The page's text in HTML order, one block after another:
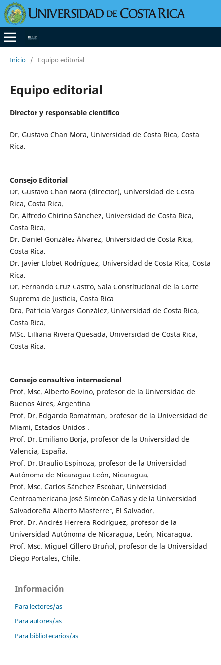
Inicio / Equipo editorial
Equipo editorial
Director y responsable científico
Dr. Gustavo Chan Mora, Universidad de Costa Rica, Costa
Rica.
Consejo Editorial
Dr. Gustavo Chan Mora (director), Universidad de Costa
Rica, Costa Rica.
Dr. Alfredo Chirino Sánchez, Universidad de Costa Rica,
Costa Rica.
Dr. Daniel González Álvarez, Universidad de Costa Rica,
Costa Rica.
Dr. Javier Llobet Rodríguez, Universidad de Costa Rica, Costa
Rica.
Dr. Fernando Cruz Castro, Sala Constitucional de la Corte
Suprema de Justicia, Costa Rica
Dra. Patricia Vargas González, Universidad de Costa Rica,
Costa Rica.
MSc. Lilliana Rivera Quesada, Universidad de Costa Rica,
Costa Rica.
Consejo consultivo internacional
Prof. Msc. Alberto Bovino, profesor de la Universidad de
Buenos Aires, Argentina
Prof. Dr. Edgardo Romatman, profesor de la Universidad de
Miami, Estados Unidos .
Prof. Dr. Emiliano Borja, profesor de la Universidad de
Valencia, España.
Prof. Dr. Braulio Espinoza, profesor de la Universidad
Autónoma de Nicaragua León, Nicaragua.
Prof. Msc. Carlos Sánchez Escobar, Universidad
Centroamericana José Simeón Cañas y de la Universidad
Salvadoreña Alberto Masferrer, El Salvador.
Prof. Dr. Andrés Herrera Rodríguez, profesor de la
Universidad Autónoma de Nicaragua, León, Nicaragua.
Prof. Msc. Miguel Cillero Bruñol, profesor de la Universidad
Diego Portales, Chile.
Información
Para lectores/as
Para autores/as
Para bibliotecarios/as